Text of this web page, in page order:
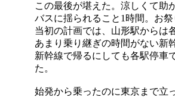
この最後が堪えた。涼しくて助
バスに揺られること1時間。お
当初の計画では、山形駅からは
あまり乗り継ぎの時間がない新
新幹線で帰るにしても各駅停車
た。
始発から乗ったのに東京まで立